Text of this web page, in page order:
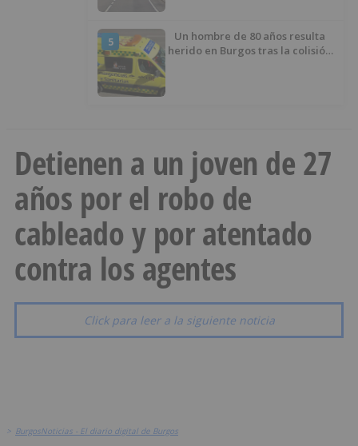
5
Un hombre de 80 años resulta
herido en Burgos tras la colisión
Detienen a un joven de 27
años por el robo de
cableado y por atentado
contra los agentes
Click para leer a la siguiente noticia
> BurgosNoticias - El diario digital de Burgos